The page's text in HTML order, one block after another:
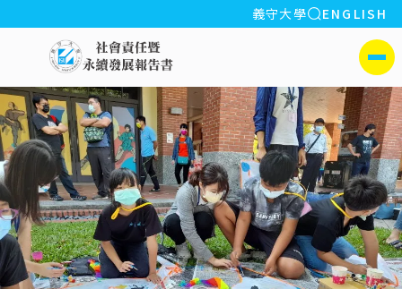
:::
義守大學 全站搜索
ENGLISH
義守大學社會責任暨永續
側選單